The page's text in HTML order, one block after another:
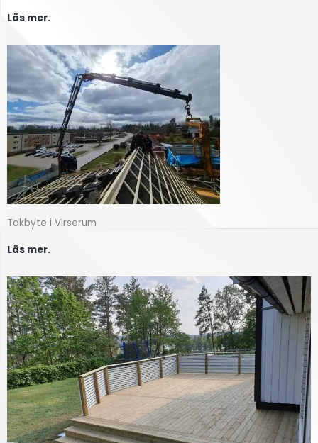
Läs mer.
Takbyte i Virserum
Läs mer.